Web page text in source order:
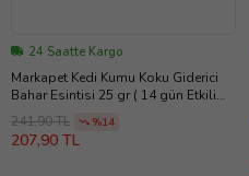
24 Saatte Kargo
Markapet Kedi Kumu Koku Giderici
Bahar Esintisi 25 gr ( 14 gün Etkili
Bor )
241,90 TL %14
207,90 TL